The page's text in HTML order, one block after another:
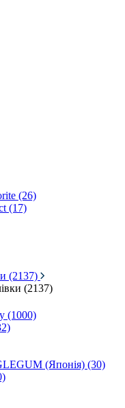
(26)
(17)
(2137)
(2137)
(1000)
(Японія) (30)